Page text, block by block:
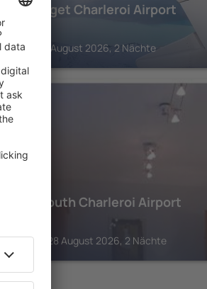
Ibis budget Charleroi Airport
164
Fleurus, 14 August 2026, 2 Nächte
CHARLEROI
Hotel South Charleroi Airport
Charleroi, 28 August 2026, 2 Nächte